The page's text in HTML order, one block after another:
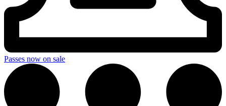
Passes now on sale